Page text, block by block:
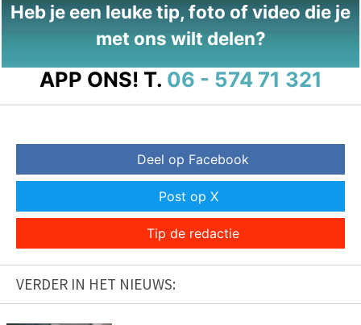
Heb je een leuke tip, foto of video die je
met ons wilt delen?
APP ONS! T. 06 - 574 71 321
Deel op Facebook
Post op X
Tip de redactie
VERDER IN HET NIEUWS: